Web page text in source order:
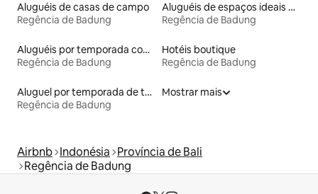
Aluguéis de casas de campo
Regência de Badung
Aluguéis de espaços ideais para famílias
Regência de Badung
Aluguéis por temporada com banheiro para PCD
Regência de Badung
Hotéis boutique
Regência de Badung
Aluguel por temporada de tendas
Regência de Badung
Mostrar mais
Airbnb Indonésia Província de Bali
Regência de Badung